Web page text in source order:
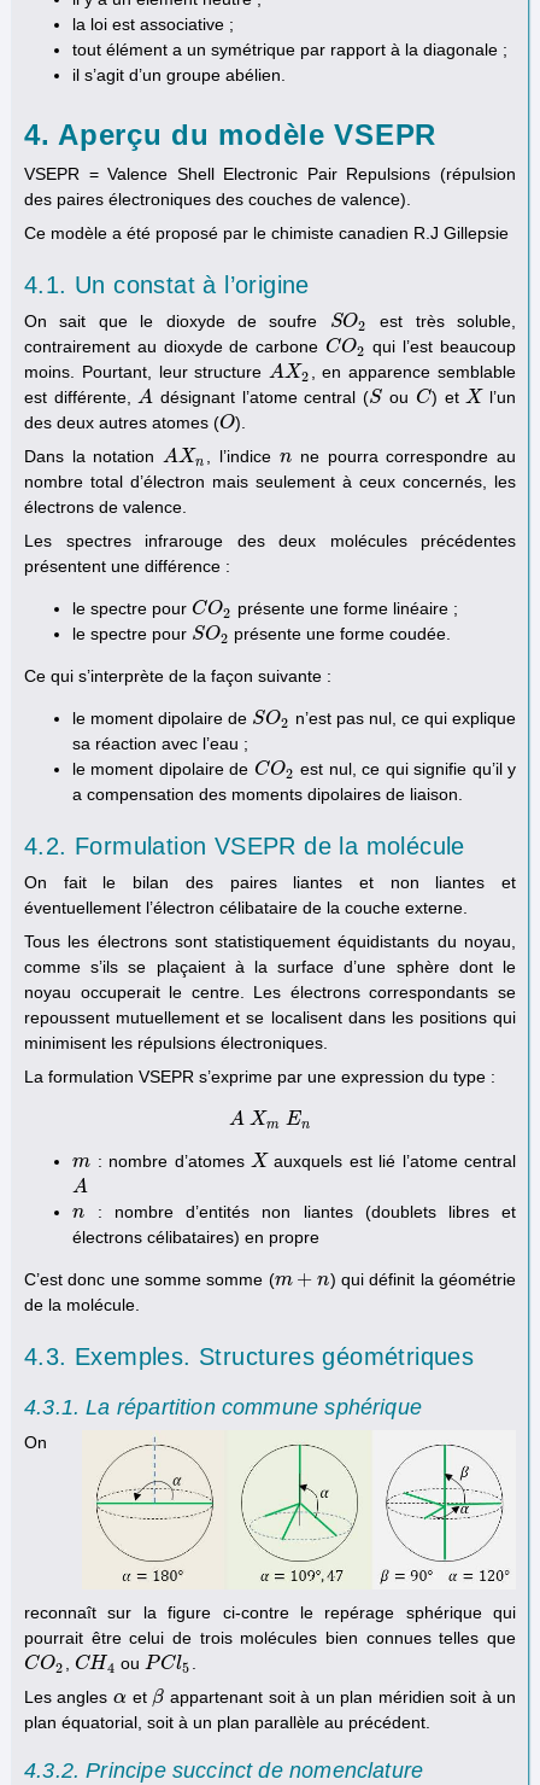
la loi est associative ;
tout élément a un symétrique par rapport à la diagonale ;
il s’agit d’un groupe abélien.
4. Aperçu du modèle VSEPR
VSEPR = Valence Shell Electronic Pair Repulsions (répulsion
des paires électroniques des couches de valence).
Ce modèle a été proposé par le chimiste canadien R.J Gillepsie
4.1. Un constat à l’origine
On sait que le dioxyde de soufre SO2
SO2
est très soluble,
contrairement au dioxyde de carbone CO2
CO2
qui l’est beaucoup
moins. Pourtant, leur structure AX2
AX2
, en apparence semblable
est différente, A
A désignant l’atome central (S
S ou C
C) et X
X
l’un
des deux autres atomes (O
O).
Dans la notation AXn
AXn , l’indice n
n
ne pourra correspondre au
nombre total d’électron mais seulement à ceux concernés, les
électrons de valence.
Les spectres infrarouge des deux molécules précédentes
présentent une différence :
le spectre pour CO2
CO2
présente une forme linéaire ;
le spectre pour SO2
SO2 présente une forme coudée.
Ce qui s’interprète de la façon suivante :
le moment dipolaire de SO2
SO2 n’est pas nul, ce qui explique
sa réaction avec l’eau ;
le moment dipolaire de CO2
CO2 est nul, ce qui signifie qu’il y
a compensation des moments dipolaires de liaison.
4.2. Formulation VSEPR de la molécule
On fait le bilan des paires liantes et non liantes et
éventuellement l’électron célibataire de la couche externe.
Tous les électrons sont statistiquement équidistants du noyau,
comme s’ils se plaçaient à la surface d’une sphère dont le
noyau occuperait le centre. Les électrons correspondants se
repoussent mutuellement et se localisent dans les positions qui
minimisent les répulsions électroniques.
La formulation VSEPR s’exprime par une expression du type :
A Xm En
A Xm En
m
m : nombre d’atomes X
X
auxquels est lié l’atome central
A
A
n
n
: nombre d’entités non liantes (doublets libres et
électrons célibataires) en propre
C’est donc une somme somme (m + n
m+n
) qui définit la géométrie
de la molécule.
4.3. Exemples. Structures géométriques
4.3.1. La répartition commune sphérique
On
reconnaît sur la figure ci-contre le repérage sphérique qui
pourrait être celui de trois molécules bien connues telles que
CO2
CO2 , CH4
CH4 ouPCl5
PCl5
.
Les angles α
α et β
β appartenant soit à un plan méridien soit à un
plan équatorial, soit à un plan parallèle au précédent.
4.3.2. Principe succinct de nomenclature